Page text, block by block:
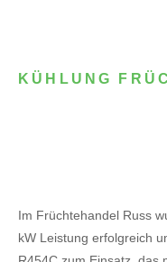
KÜHLUNG
Im Früchtehandel Russ
kW Leistung erfolgreich